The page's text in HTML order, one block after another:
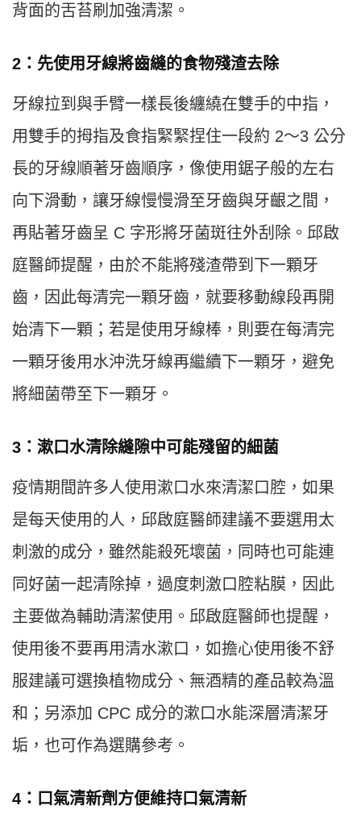
背面的舌苔刷加強清潔。
2：先使用牙線將齒縫的食物殘渣去除
牙線拉到與手臂一樣長後纏繞在雙手的中指，
用雙手的拇指及食指緊緊捏住一段約 2～3 公分
長的牙線順著牙齒順序，像使用鋸子般的左右
向下滑動，讓牙線慢慢滑至牙齒與牙齦之間，
再貼著牙齒呈 C 字形將牙菌斑往外刮除。邱啟
庭醫師提醒，由於不能將殘渣帶到下一顆牙
齒，因此每清完一顆牙齒，就要移動線段再開
始清下一顆；若是使用牙線棒，則要在每清完
一顆牙後用水沖洗牙線再繼續下一顆牙，避免
將細菌帶至下一顆牙。
3：漱口水清除縫隙中可能殘留的細菌
疫情期間許多人使用漱口水來清潔口腔，如果
是每天使用的人，邱啟庭醫師建議不要選用太
刺激的成分，雖然能殺死壞菌，同時也可能連
同好菌一起清除掉，過度刺激口腔粘膜，因此
主要做為輔助清潔使用。邱啟庭醫師也提醒，
使用後不要再用清水漱口，如擔心使用後不舒
服建議可選換植物成分、無酒精的產品較為溫
和；另添加 CPC 成分的漱口水能深層清潔牙
垢，也可作為選購參考。
4：口氣清新劑方便維持口氣清新